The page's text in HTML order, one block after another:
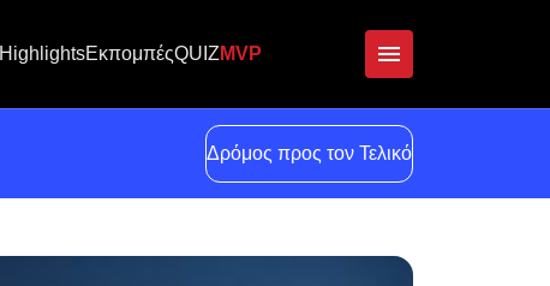
HighlightsΕκπομπέςQUIZ MVP
Δρόμος προς τον Τελικό